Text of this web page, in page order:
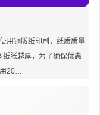
用铜版纸印刷，纸质质量
张越厚，为了确保优惠
用20…